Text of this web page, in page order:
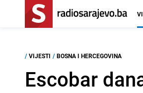
/ VIJESTI / BOSNA I HERCEGOVINA
Escobar